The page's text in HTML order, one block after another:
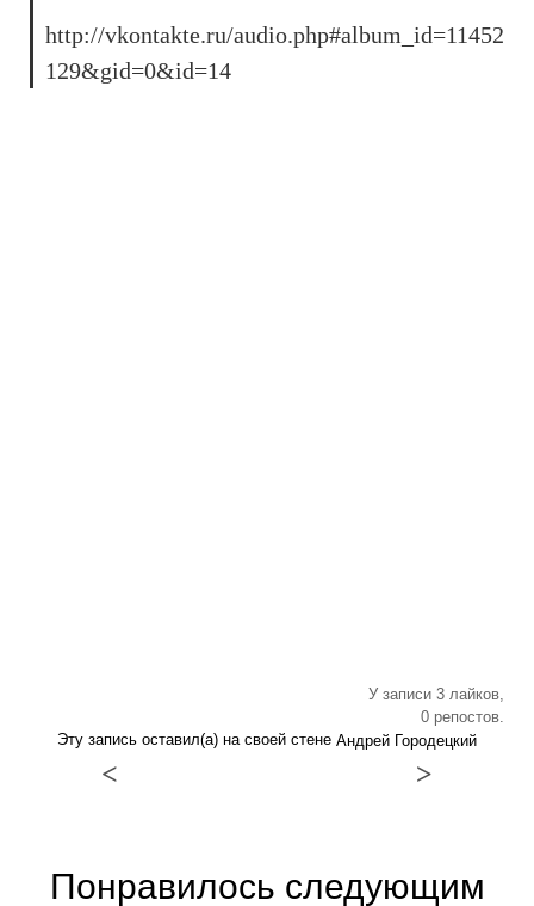
http://vkontakte.ru/audio.php#album_id=11452
129&gid=0&id=14
У записи 3 лайков,
0 репостов.
Эту запись оставил(а) на своей стене Андрей Городецкий
< >
Понравилось следующим